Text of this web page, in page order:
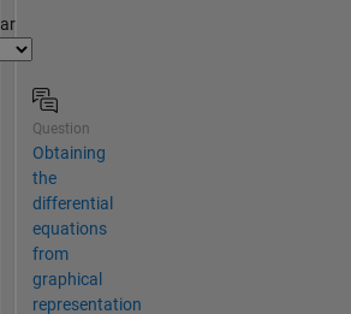
Question
Obtaining
the
differential
equations
from
graphical
representation